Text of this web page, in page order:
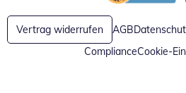
Öffnet in neuem
Vertrag widerrufen AGB
ComplianceCookie-